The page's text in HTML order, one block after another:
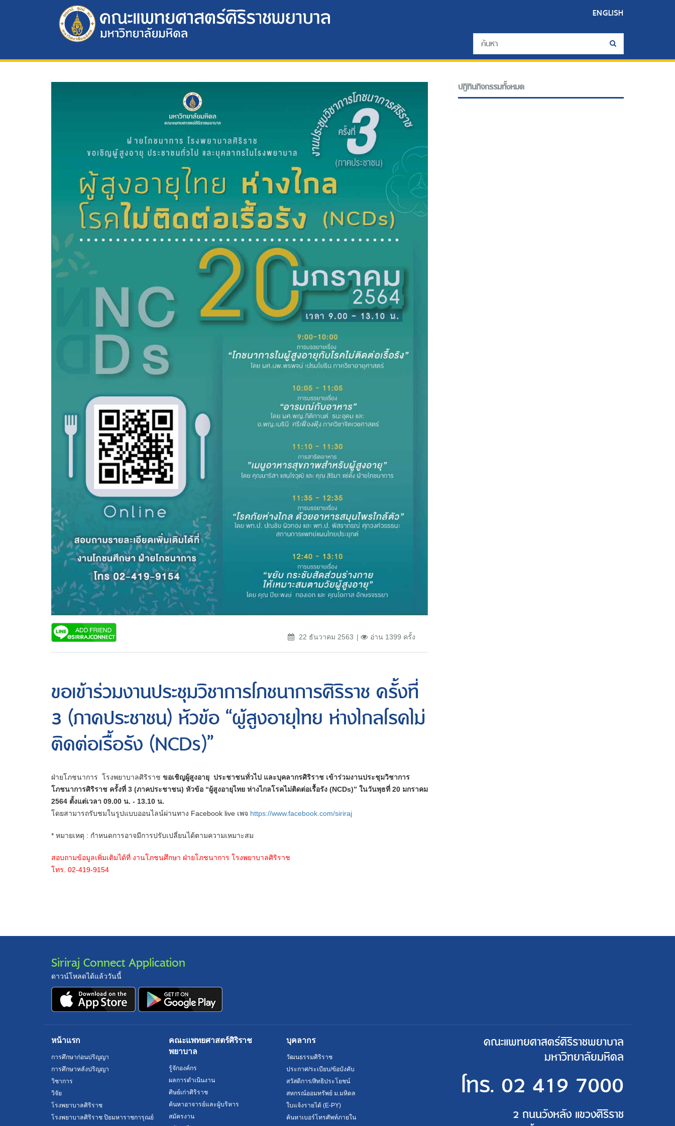
ENGLISH
22 ธันวาคม 2563 อ่าน 1399 ครั้ง
ขอเข้าร่วมงานประชุมวิชาการโภชนาการศิริราช ครั้งที่
3 (ภาคประชาชน) หัวข้อ “ผู้สูงอายุไทย ห่างไกลโรคไม่
ติดต่อเรื้อรัง (NCDs)”
ฝ่ายโภชนาการ โรงพยาบาลศิริราช ขอเชิญผู้สูงอายุ ประชาชนทั่วไป และบุคลากรศิริราช เข้าร่วมงานประชุมวิชาการ
โภชนาการศิริราช ครั้งที่ 3 (ภาคประชาชน) หัวข้อ “ผู้สูงอายุไทย ห่างไกลโรคไม่ติดต่อเรื้อรัง (NCDs)” ในวันพุธที่ 20 มกราคม
2564 ตั้งแต่เวลา 09.00 น. - 13.10 น.
โดยสามารถรับชมในรูปแบบออนไลน์ผ่านทาง Facebook live เพจ https://www.facebook.com/siriraj
* หมายเหตุ : กำหนดการอาจมีการปรับเปลี่ยนได้ตามความเหมาะสม
สอบถามข้อมูลเพิ่มเติมได้ที่ งานโภชนศึกษา ฝ่ายโภชนาการ โรงพยาบาลศิริราช
โทร. 02-419-9154
ปฎิทินกิจกรรมทั้งหมด
Siriraj Connect Application
ดาวน์โหลดได้แล้ววันนี้
หน้าแรก
การศึกษาก่อนปริญญา
การศึกษาหลังปริญญา
วิชาการ
วิจัย
โรงพยาบาลศิริราช
โรงพยาบาลศิริราช ปิยมหาราชการุณย์
คณะแพทยศาสตร์ศิริราช
พยาบาล
รู้จักองค์กร
ผลการดำเนินงาน
ศิษย์เก่าศิริราช
ค้นหาอาจารย์และผู้บริหาร
สมัครงาน
บุคลากร
วัฒนธรรมศิริราช
ประกาศ/ระเบียบ/ข้อบังคับ
สวัสดิการ/สิทธิประโยชน์
สหกรณ์ออมทรัพย์ ม.มหิดล
ใบแจ้งรายได้ (E-PY)
ค้นหาเบอร์โทรศัพท์ภายใน
คณะแพทยศาสตร์ศิริราชพยาบาล
มหาวิทยาลัยมหิดล
โทร. 02 419 7000
2 ถนนวังหลัง แขวงศิริราช